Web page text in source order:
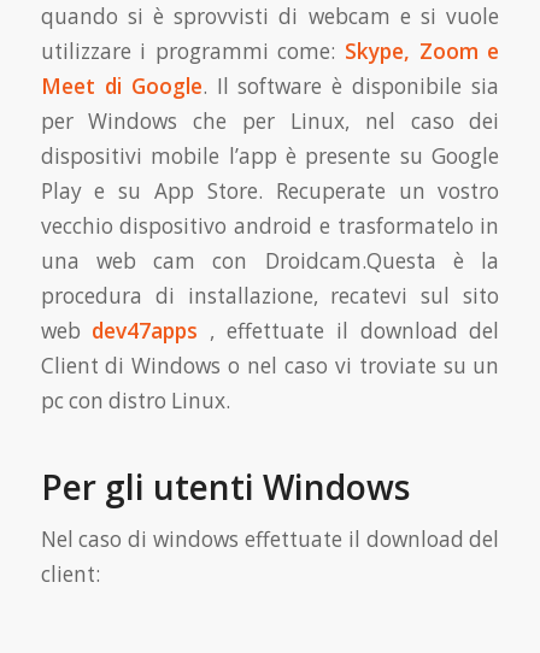
quando si è sprovvisti di webcam e si vuole
utilizzare i programmi come: Skype, Zoom e
Meet di Google. Il software è disponibile sia
per Windows che per Linux, nel caso dei
dispositivi mobile l’app è presente su Google
Play e su App Store. Recuperate un vostro
vecchio dispositivo android e trasformatelo in
una web cam con Droidcam.Questa è la
procedura di installazione, recatevi sul sito
web dev47apps , effettuate il download del
Client di Windows o nel caso vi troviate su un
pc con distro Linux.
Per gli utenti Windows
Nel caso di windows effettuate il download del
client: